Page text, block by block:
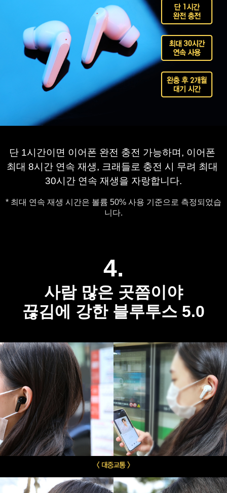
단 1시간이면 이어폰 완전 충전 가능하며, 이어폰
최대 8시간 연속 재생, 크래들로 충전 시 무려 최대
30시간 연속 재생을 자랑합니다.
* 최대 연속 재생 시간은 볼륨 50% 사용 기준으로 측정되었습
니다.
4.
사람 많은 곳쯤이야
끊김에 강한 블루투스 5.0